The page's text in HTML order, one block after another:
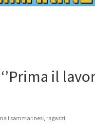
il
i sammarinesi, ragazzi